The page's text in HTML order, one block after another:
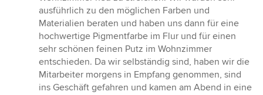
5
Sternen
ausführlich zu den möglichen Farben und
Materialien beraten und haben uns dann für eine
hochwertige Pigmentfarbe im Flur und für einen
sehr schönen feinen Putz im Wohnzimmer
entschieden. Da wir selbständig sind, haben wir die
Mitarbeiter morgens in Empfang genommen, sind
ins Geschäft gefahren und kamen am Abend in eine